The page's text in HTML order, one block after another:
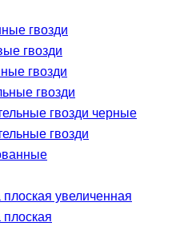
гвозди
гвозди
гвозди
гвозди
гвозди черные
гвозди
увеличенная